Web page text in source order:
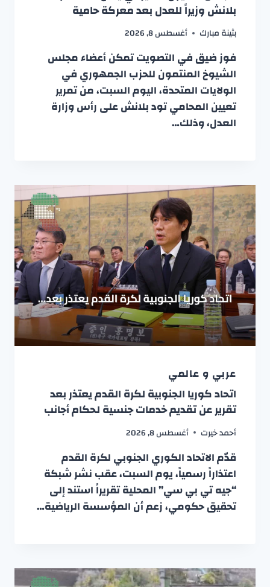
بلانش وزيراً للعدل بعد معركة حامية
بثينة مبارك أغسطس 8, 2026
فوز ضيق في التصويت تمكن أعضاء مجلس
الشيوخ المنتمون للحزب الجمهوري في
الولايات المتحدة، اليوم السبت، من تمرير
تعيين المحامي تود بلانش على رأس وزارة
العدل، وذلك…
عربي و عالمي
اتحاد كوريا الجنوبية لكرة القدم يعتذر بعد
تقرير عن تقديم خدمات جنسية لحكام أجانب
أحمد خيرت أغسطس 8, 2026
قدّم الاتحاد الكوري الجنوبي لكرة القدم
اعتذاراً رسمياً، يوم السبت، عقب نشر شبكة
“جيه تي بي سي” المحلية تقريراً استند إلى
تحقيق حكومي، زعم أن المؤسسة الرياضية…